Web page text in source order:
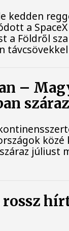
kedden
a
a Földről
–
júliust